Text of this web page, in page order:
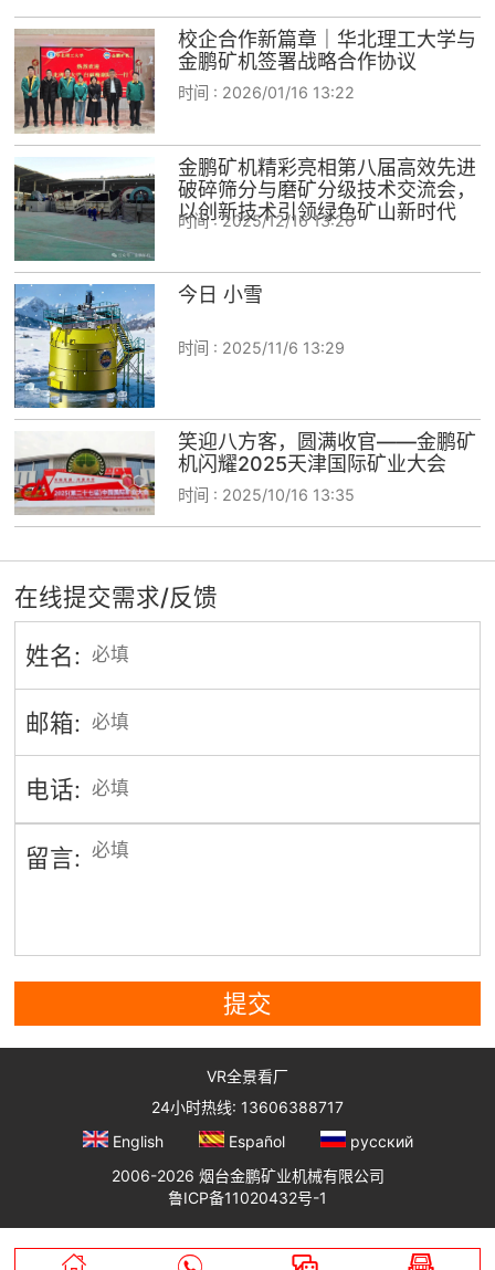
校企合作新篇章｜华北理工大学与
金鹏矿机签署战略合作协议
时间 : 2026/01/16 13:22
金鹏矿机精彩亮相第八届高效先进
破碎筛分与磨矿分级技术交流会，
以创新技术引领绿色矿山新时代
时间 :2025/12/16 13:26
今日 小雪
时间 : 2025/11/6 13:29
笑迎八方客，圆满收官——金鹏矿
机闪耀2025天津国际矿业大会
时间 : 2025/10/16 13:35
在线提交需求/反馈
姓名:
邮箱:
电话:
留言:
提交
VR全景看厂
24小时热线: 13606388717
English
Español
русский
2006-2026 烟台金鹏矿业机械有限公司
鲁ICP备11020432号-1